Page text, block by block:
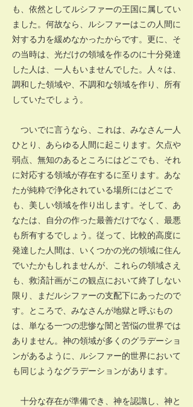
も、依然としてルシファーの王国に属してい
ました。何故なら、ルシファーはこの人間に
対する力を緩めなかったからです。更に、そ
の当時は、光だけの領域を作るのに十分発達
した人は、一人もいませんでした。人々は、
調和した領域や、不調和な領域を作り、所有
していたでしょう。
ついでに言うなら、これは、みなさん一人
ひとり、あらゆる人間に起こります。欠点や
弱点、無知のあるところにはどこでも、それ
に対応する領域が存在するに至ります。あな
たが純粋で浄化されている場所にはどこで
も、美しい領域を作り出します。そして、あ
なたは、自分の作った最善だけでなく、最悪
も所有するでしょう。従って、比較的高度に
発達した人間は、いくつかの光の領域に住ん
でいたかもしれませんが、これらの領域さえ
も、救済計画がこの観点において終了しない
限り、まだルシファーの支配下にあったので
す。ところで、みなさんが地獄と呼ぶもの
は、単なる一つの悲惨な闇と苦悩の世界では
ありません。神の領域が多くのグラデーショ
ンがあるように、ルシファー的世界において
も同じようなグラデーションがあります。
十分な存在が準備でき、神を認識し、神と